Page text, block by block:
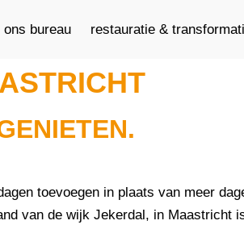
ons bureau restauratie &
toevoegen in plaats van meer
van de wijk Jekerdal, in Maastricht